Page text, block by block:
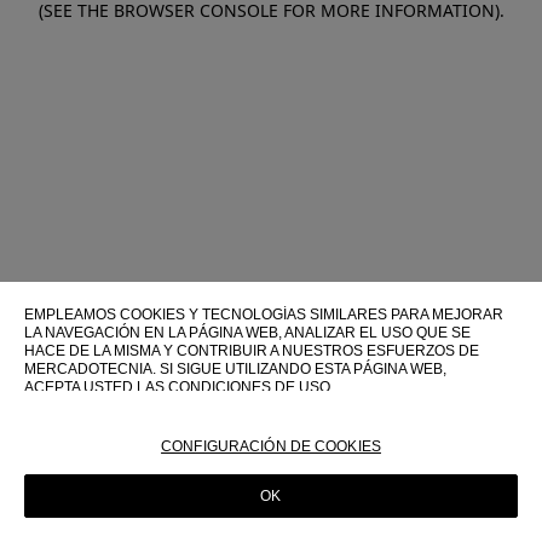
(SEE THE BROWSER CONSOLE FOR MORE INFORMATION).
EMPLEAMOS COOKIES Y TECNOLOGÍAS SIMILARES PARA MEJORAR
LA NAVEGACIÓN EN LA PÁGINA WEB, ANALIZAR EL USO QUE SE
HACE DE LA MISMA Y CONTRIBUIR A NUESTROS ESFUERZOS DE
MERCADOTECNIA. SI SIGUE UTILIZANDO ESTA PÁGINA WEB,
ACEPTA USTED LAS CONDICIONES DE USO.
SOBRE SU USO EN ESTA PÁGINA WEB, CONSULTE NUESTRA
CONFIGURACIÓN DE COOKIES
OK